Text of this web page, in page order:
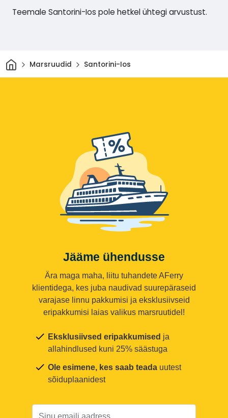
Teemale Santorini-Ios pole hetkel ühtegi arvustust.
Avaleht
Marsruudid Santorini-Ios
Jääme ühendusse
Ära maga maha, liitu tuhandete AFerry
klientidega, kes juba naudivad suurepäraseid
varajase linnu pakkumisi ja eksklusiivseid
eripakkumisi laias valikus marsruutidel!
Eksklusiivsed eripakkumised ja
allahindlused kuni 25% säästuga
Ole esimene, kes saab teada uutest
sõiduplaanidest